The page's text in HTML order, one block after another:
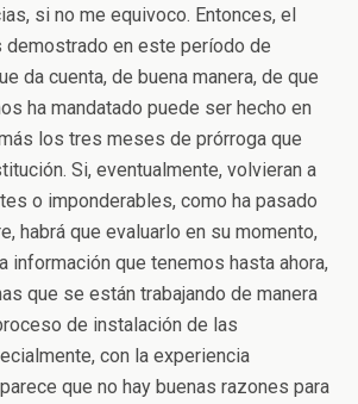
si no me equivoco. Entonces, el
demostrado en este período de
da cuenta, de buena manera, de que
ha mandatado puede ser hecho en
los tres meses de prórroga que
Si, eventualmente, volvieran a
o imponderables, como ha pasado
habrá que evaluarlo en su momento,
información que tenemos hasta ahora,
que se están trabajando de manera
de instalación de las
con la experiencia
que no hay buenas razones para